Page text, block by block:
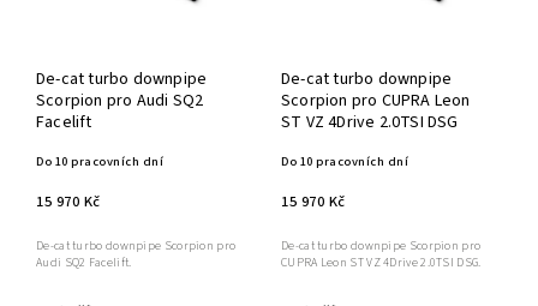
De-cat turbo downpipe
Scorpion pro Audi SQ2
Facelift
Do 10 pracovních dní
15 970 Kč
De-cat turbo downpipe Scorpion pro
Audi SQ2 Facelift.
De-cat turbo downpipe
Scorpion pro CUPRA Leon
ST VZ 4Drive 2.0TSI DSG
Do 10 pracovních dní
15 970 Kč
De-cat turbo downpipe Scorpion pro
CUPRA Leon ST VZ 4Drive 2.0TSI DSG.